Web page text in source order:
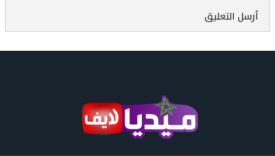
أرسل التعليق